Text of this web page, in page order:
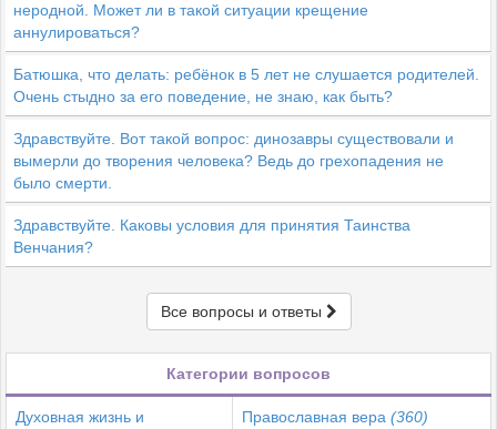
неродной. Может ли в такой ситуации крещение
аннулироваться?
Батюшка, что делать: ребёнок в 5 лет не слушается родителей.
Очень стыдно за его поведение, не знаю, как быть?
Здравствуйте. Вот такой вопрос: динозавры существовали и
вымерли до творения человека? Ведь до грехопадения не
было смерти.
Здравствуйте. Каковы условия для принятия Таинства
Венчания?
Все вопросы и ответы
Категории вопросов
Духовная жизнь и
Православная вера (360)